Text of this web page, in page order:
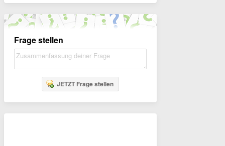
Frage stellen
JETZT Frage stellen